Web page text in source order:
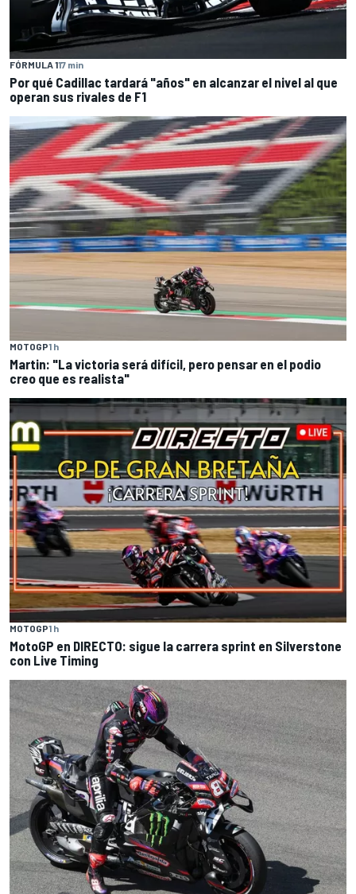
FÓRMULA 117 min
Por qué Cadillac tardará "años" en alcanzar el nivel al que
operan sus rivales de F1
MOTOGP1 h
Martin: "La victoria será difícil, pero pensar en el podio
creo que es realista"
MOTOGP1 h
MotoGP en DIRECTO: sigue la carrera sprint en Silverstone
con Live Timing